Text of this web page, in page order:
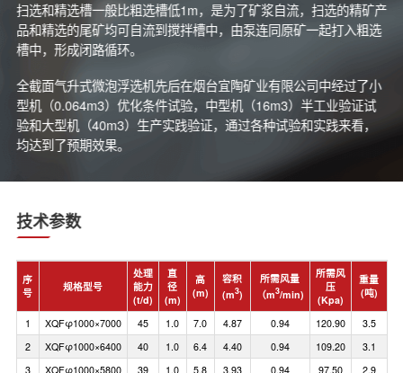
扫选和精选槽一般比粗选槽低1m，是为了矿浆自流，扫选的精矿产
品和精选的尾矿均可自流到搅拌槽中，由泵连同原矿一起打入粗选
槽中，形成闭路循环。
全截面气升式微泡浮选机先后在烟台宜陶矿业有限公司中经过了小
型机（0.064m3）优化条件试验，中型机（16m3）半工业验证试
验和大型机（40m3）生产实践验证，通过各种试验和实践来看，
均达到了预期效果。
技术参数
序
号
规格型号
处理
能力
(t/d)
直
径
(m)
高
(m)
容积
(m3)
所需风量
（m3/min)
所需风
压
(Kpa)
重量
(吨)
1 XQFφ1000×7000 45 1.0 7.0 4.87 0.94 120.90
3.5
2
XQFφ1000×6400 40 1.0 6.4 4.40 0.94 109.20
3.1
3
XQFφ1000×5800 39 1.0 5.8 3.93 0.94 97.50 2.9